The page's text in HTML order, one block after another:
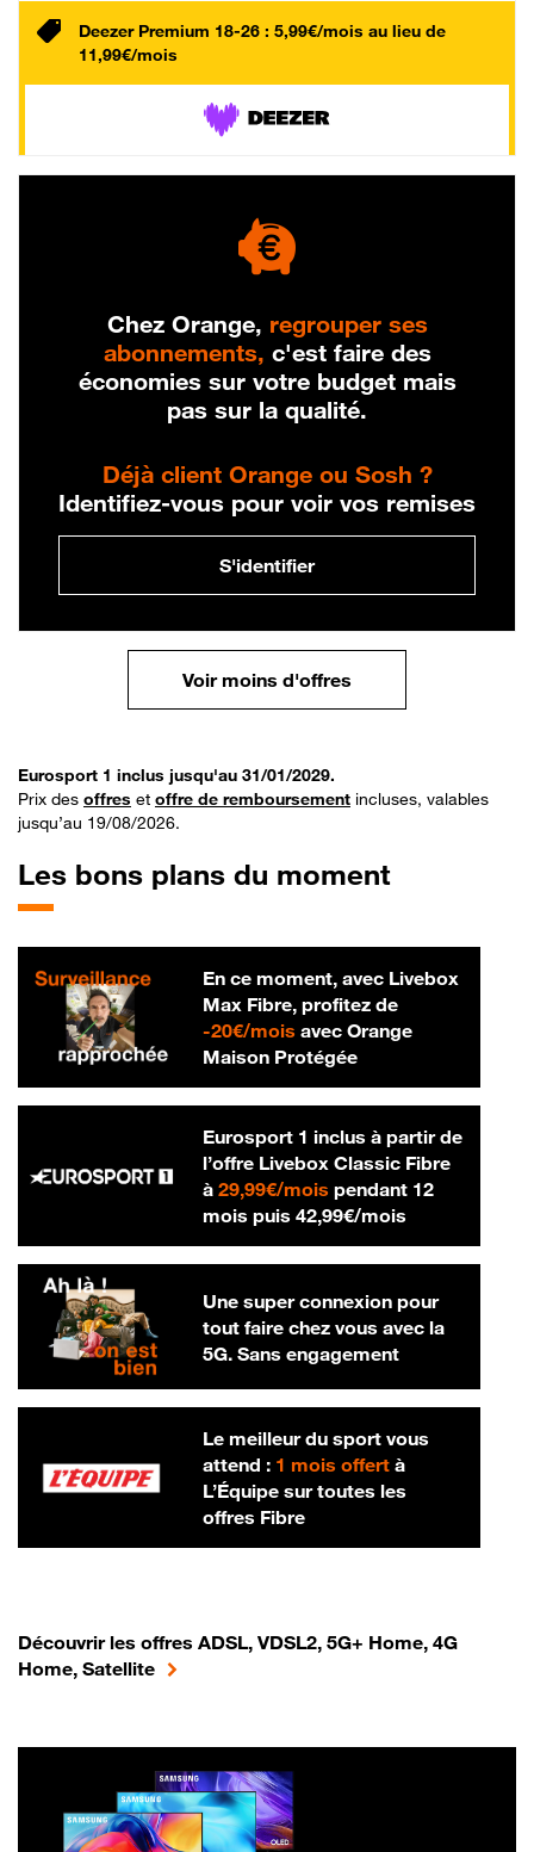
Deezer Premium 18-26 : 5,99€/mois au lieu de
11,99€/mois
Chez Orange, regrouper ses
abonnements, c'est faire des
économies sur votre budget mais
pas sur la qualité.
Déjà client Orange ou Sosh ?
Identifiez-vous pour voir vos remises
S'identifier
Voir moins d'offres
Eurosport 1 inclus jusqu'au 31/01/2029.
Prix des offres et offre de remboursement incluses, valables
jusqu’au 19/08/2026.
Les bons plans du moment
En ce moment, avec Livebox
Max Fibre, profitez de
-20€/mois20 € par mois
avec Orange
Maison Protégée
Eurosport 1 inclus à partir de
l’offre Livebox Classic Fibre
à 29,99€/mois29,99 € par mois
pendant 12
mois puis 42,99€/mois42,99 € par
Une super connexion pour
tout faire chez vous avec la
5G. Sans engagement
Le meilleur du sport vous
attend : 1 mois offertà
L’Équipe sur toutes les
offres Fibre
Découvrir les offres ADSL, VDSL2, 5G+ Home, 4G
Home, Satellite